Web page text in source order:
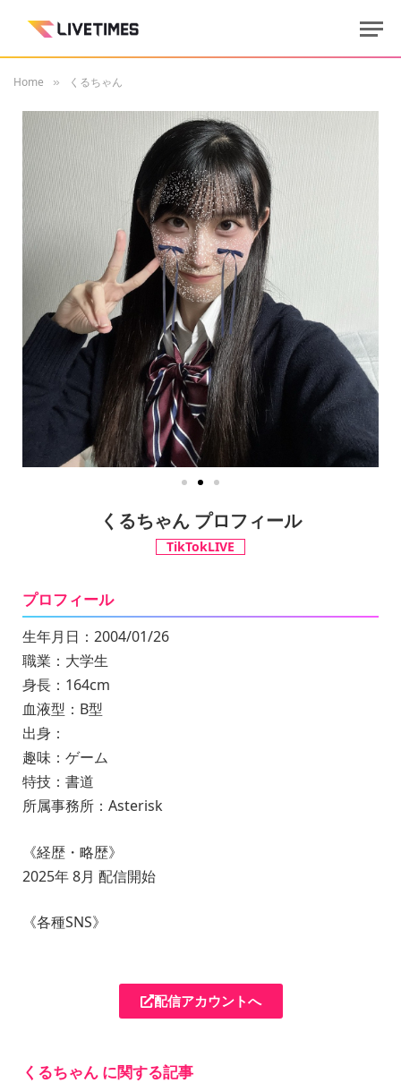
Home » くるちゃん
くるちゃん プロフィール
TikTokLIVE
プロフィール
生年月日：2004/01/26
職業：大学生
身長：164cm
血液型：B型
出身：
趣味：ゲーム
特技：書道
所属事務所：Asterisk
《経歴・略歴》
2025年 8月 配信開始
《各種SNS》
配信アカウントへ
くるちゃん に関する記事